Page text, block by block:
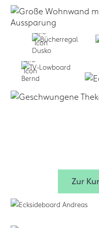
Selbst formen:
Zur